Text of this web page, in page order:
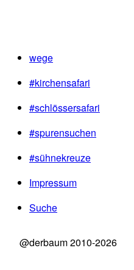
wege
#kirchensafari
#schlössersafari
#spurensuchen
#sühnekreuze
Impressum
Suche
@derbaum 2010-2026